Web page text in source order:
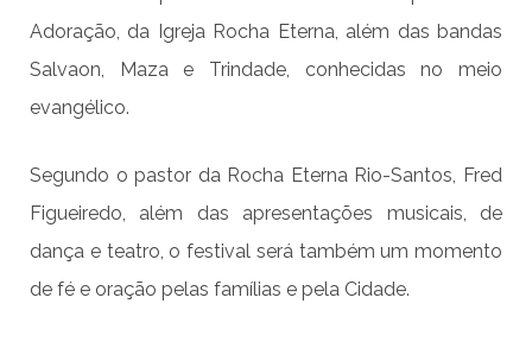
Adoração, da Igreja Rocha Eterna, além das bandas
Salvaon, Maza e Trindade, conhecidas no meio
evangélico.
Segundo o pastor da Rocha Eterna Rio-Santos, Fred
Figueiredo, além das apresentações musicais, de
dança e teatro, o festival será também um momento
de fé e oração pelas famílias e pela Cidade.